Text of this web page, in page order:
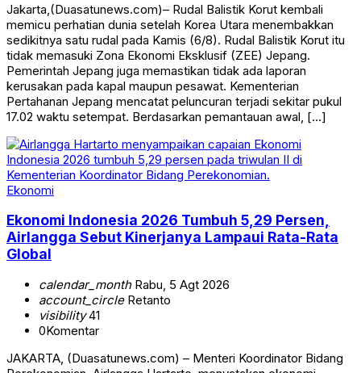
Jakarta,(Duasatunews.com)– Rudal Balistik Korut kembali
memicu perhatian dunia setelah Korea Utara menembakkan
sedikitnya satu rudal pada Kamis (6/8). Rudal Balistik Korut itu
tidak memasuki Zona Ekonomi Eksklusif (ZEE) Jepang.
Pemerintah Jepang juga memastikan tidak ada laporan
kerusakan pada kapal maupun pesawat. Kementerian
Pertahanan Jepang mencatat peluncuran terjadi sekitar pukul
17.02 waktu setempat. Berdasarkan pemantauan awal, […]
Ekonomi
Ekonomi Indonesia 2026 Tumbuh 5,29 Persen,
Airlangga Sebut Kinerjanya Lampaui Rata-Rata
Global
calendar_monthRabu, 5 Agt 2026
account_circleRetanto
visibility41
0Komentar
JAKARTA, (Duasatunews.com) – Menteri Koordinator Bidang